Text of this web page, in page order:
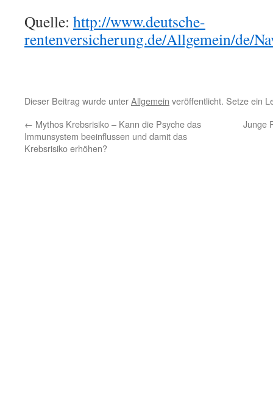
Quelle: http://www.deutsche-
rentenversicherung.de/Allgemein/de/
Dieser Beitrag wurde unterAllgemein veröffentlicht. Setze ein
← Mythos Krebsrisiko – Kann die Psyche das
Immunsystem beeinflussen und damit das
Krebsrisiko erhöhen?
Junge